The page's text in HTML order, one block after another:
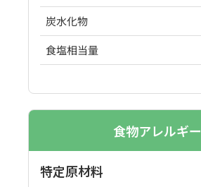
炭水化物
食塩相当量
食物アレルギー
特定原材料